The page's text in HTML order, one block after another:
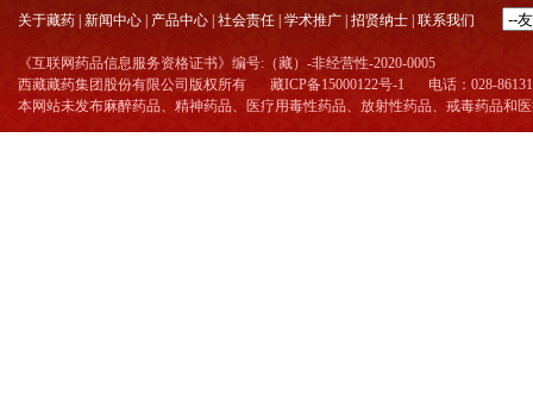
关于藏药 新闻中心 产品中心 社会责任 学术推广 招贤纳士 联系我们
《互联网药品信息服务资格证书》编号:（藏）-非经营性-2020-0005
西藏藏药集团股份有限公司版权所有
藏ICP备15000122号-1
电话：028-
本网站未发布麻醉药品、精神药品、医疗用毒性药品、放射性药品、戒毒药品和